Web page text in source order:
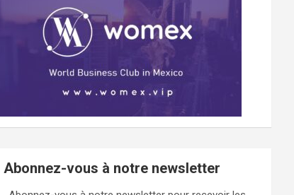
Abonnez-vous à notre newsletter